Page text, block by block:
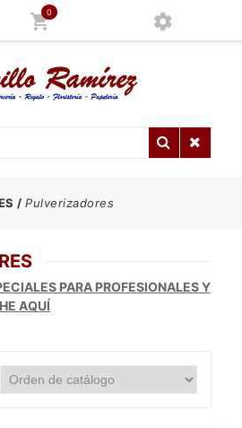
0
/Pulverizadores
PARA PROFESIONALES Y
AQUÍ